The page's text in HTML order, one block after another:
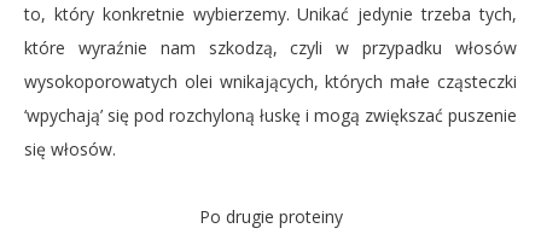
to, który konkretnie wybierzemy. Unikać jedynie trzeba tych,
które wyraźnie nam szkodzą, czyli w przypadku włosów
wysokoporowatych olei wnikających, których małe cząsteczki
‘wpychają’ się pod rozchyloną łuskę i mogą zwiększać puszenie
się włosów.
Po drugie proteiny